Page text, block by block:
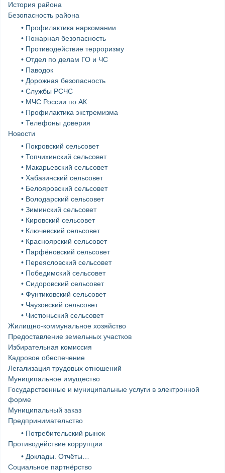
История района
Безопасность района
• Профилактика наркомании
• Пожарная безопасность
• Противодействие терроризму
• Отдел по делам ГО и ЧС
• Паводок
• Дорожная безопасность
• Службы РСЧС
• МЧС России по АК
• Профилактика экстремизма
• Телефоны доверия
Новости
• Покровский сельсовет
• Топчихинский сельсовет
• Макарьевский сельсовет
• Хабазинский сельсовет
• Белояровский сельсовет
• Володарский сельсовет
• Зиминский сельсовет
• Кировский сельсовет
• Ключевский сельсовет
• Красноярский сельсовет
• Парфёновский сельсовет
• Переясловский сельсовет
• Победимский сельсовет
• Сидоровский сельсовет
• Фунтиковский сельсовет
• Чаузовский сельсовет
• Чистюньский сельсовет
Жилищно-коммунальное хозяйство
Предоставление земельных участков
Избирательная комиссия
Кадровое обеспечение
Легализация трудовых отношений
Муниципальное имущество
Государственные и муниципальные услуги в электронной
форме
Муниципальный заказ
Предпринимательство
• Потребительский рынок
Противодействие коррупции
• Доклады. Отчёты…
Социальное партнёрство